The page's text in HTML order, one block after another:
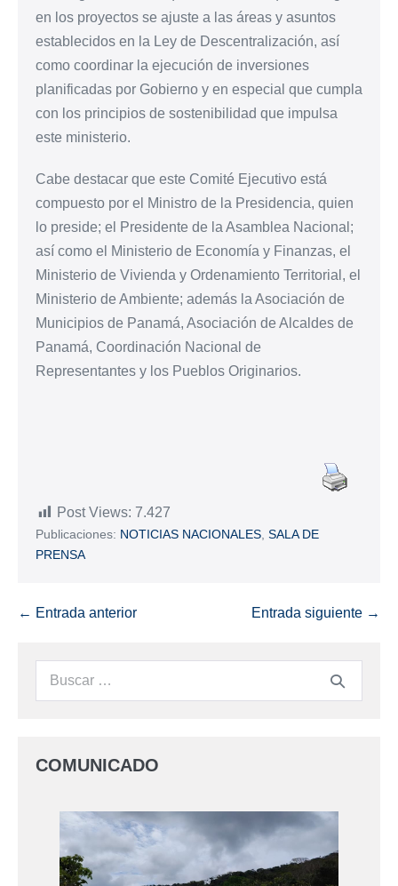
en los proyectos se ajuste a las áreas y asuntos
establecidos en la Ley de Descentralización, así
como coordinar la ejecución de inversiones
planificadas por Gobierno y en especial que cumpla
con los principios de sostenibilidad que impulsa
este ministerio.
Cabe destacar que este Comité Ejecutivo está
compuesto por el Ministro de la Presidencia, quien
lo preside; el Presidente de la Asamblea Nacional;
así como el Ministerio de Economía y Finanzas, el
Ministerio de Vivienda y Ordenamiento Territorial, el
Ministerio de Ambiente; además la Asociación de
Municipios de Panamá, Asociación de Alcaldes de
Panamá, Coordinación Nacional de
Representantes y los Pueblos Originarios.
Post Views: 7.427
Publicaciones: NOTICIAS NACIONALES SALA DE
PRENSA
← Entrada anterior Entrada siguiente →
COMUNICADO